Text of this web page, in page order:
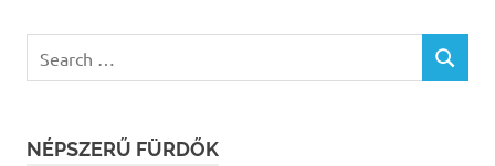
for:
SEARCH
NÉPSZERŰ FÜRDŐK